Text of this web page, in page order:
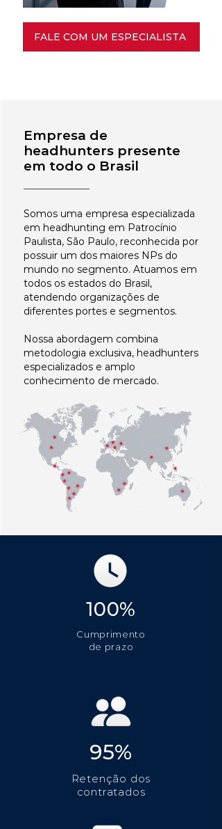
FALE COM UM ESPECIALISTA
Empresa de
headhunters presente
em todo o Brasil
Somos uma empresa especializada
em headhunting em Patrocínio
Paulista, São Paulo, reconhecida por
possuir um dos maiores NPs do
mundo no segmento. Atuamos em
todos os estados do Brasil,
atendendo organizações de
diferentes portes e segmentos.
Nossa abordagem combina
metodologia exclusiva, headhunters
especializados e amplo
conhecimento de mercado.
100%
Cumprimento
de prazo
95%
Retenção dos
contratados